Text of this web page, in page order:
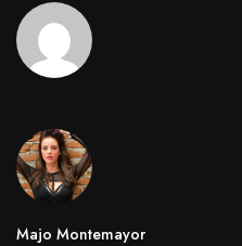
Majo Montemayor